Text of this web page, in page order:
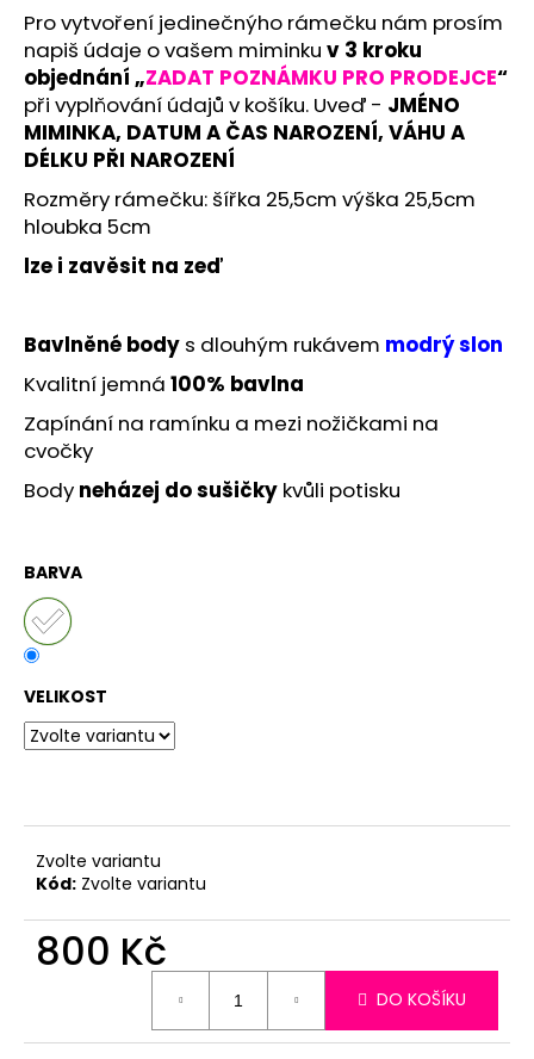
Pro vytvoření jedinečnýho rámečku nám prosím
napiš údaje o vašem miminku v 3 kroku
objednání „ZADAT POZNÁMKU PRO PRODEJCE“
při vyplňování údajů v košíku. Uveď - JMÉNO
MIMINKA, DATUM A ČAS NAROZENÍ, VÁHU A
DÉLKU PŘI NAROZENÍ
Rozměry rámečku: šířka 25,5cm výška 25,5cm
hloubka 5cm
lze i zavěsit na zeď
Bavlněné body s dlouhým rukávem modrý slon
Kvalitní jemná 100% bavlna
Zapínání na ramínku a mezi nožičkami na
cvočky
Body neházej do sušičky kvůli potisku
BARVA
VELIKOST
Zvolte variantu
Kód: Zvolte variantu
800 Kč
DO KOŠÍKU
u
j
e
m
e